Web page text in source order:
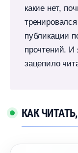
какие нет,
публикации
прочтений.
зацепило
КАК